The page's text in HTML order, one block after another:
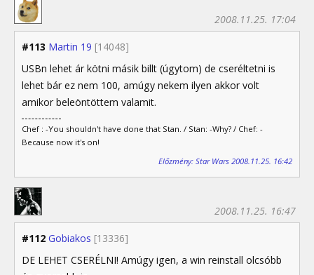
#113 Martin 19 [14048]
2008.11.25. 17:04
USBn lehet ár kötni másik billt (úgytom) de cseréltetni is
lehet bár ez nem 100, amúgy nekem ilyen akkor volt
amikor beleöntöttem valamit.
Chef : -You shouldn't have done that Stan. / Stan: -Why? / Chef: -
Because now it's on!
Előzmény: Star Wars 2008.11.25. 16:42
#112 Gobiakos [13336]
2008.11.25. 16:47
DE LEHET CSERÉLNI! Amúgy igen, a win reinstall olcsóbb